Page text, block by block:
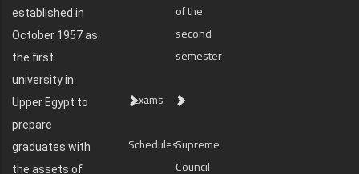
established in
October 1957 as
the first
university in
Upper Egypt to
prepare
graduates with
the assets of
of the
second
semester
Exams
SchedulesSupreme
Council